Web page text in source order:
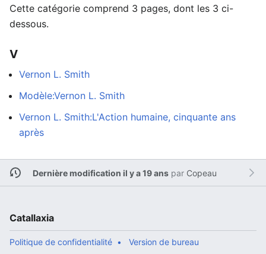
Cette catégorie comprend 3 pages, dont les 3 ci-
dessous.
V
Vernon L. Smith
Modèle:Vernon L. Smith
Vernon L. Smith:L'Action humaine, cinquante ans
après
Dernière modification il y a 19 anspar Copeau
Catallaxia
Politique de confidentialité Version de bureau